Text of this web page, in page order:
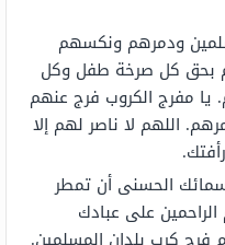
ودمرهم ونكسهم
بحق كل صرخة طفل وكل
يا مفرج الكروب فرج عنهم
اللهم لا ناصر لهم إلا
الحسنى أن تمطر
على عبادك